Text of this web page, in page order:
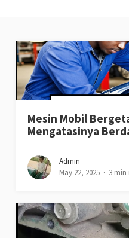
Mesin Mobil
Mengatasinya
Admin
May 22, 2025
3 min